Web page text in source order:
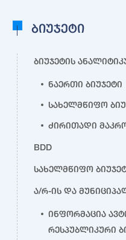
ბიუჯეტი
ბიუჯეტის
ნაერთი ბიუჯეტი
სახელმწიფო
ძირითადი
BDD
სახელმწიფო
ა/რ-ის და
ინფორმაცია
რესპუბლიკური